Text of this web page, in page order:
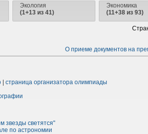
Экология
(1+13 из 41)
Экономика
(11+38 из 93)
О приеме документов на
страница организатора олимпиады
звезды светятся"
по астрономии